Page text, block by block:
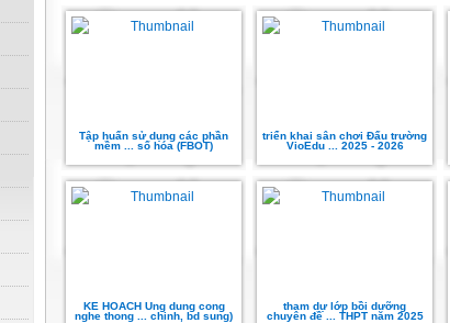
Tập huấn sử dụng các phần
mềm ... số hóa (FBOT)
triển khai sân chơi Đấu trường
VioEdu ... 2025 - 2026
KE HOACH Ung dung cong
nghe thong ... chinh, bd sung)
tham dự lớp bồi dưỡng
chuyên đề ... THPT năm 2025